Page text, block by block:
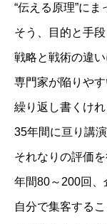
“伝える原理”にま
そう、目的と手
戦略と戦術の違
専門家が陥りや
繰り返し書くけ
35年間に亘り講
それなりの評価を
年間80～200回
自分で集客する